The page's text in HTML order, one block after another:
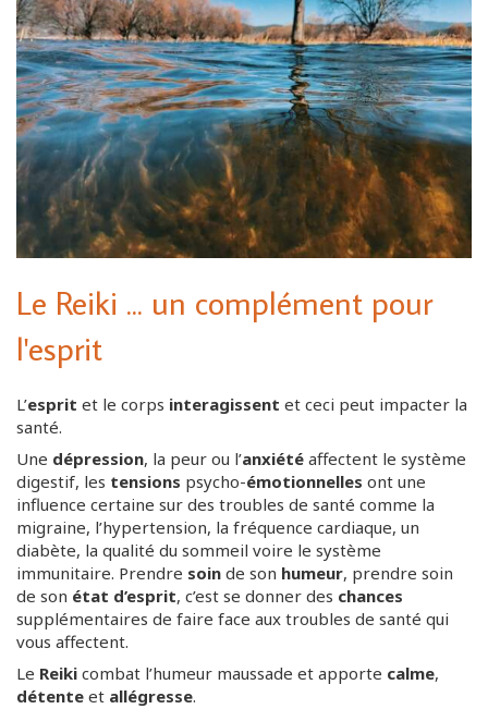
Le Reiki ... un complément pour
l'esprit
L’esprit et le corps interagissent et ceci peut impacter la
santé.
Une dépression, la peur ou l’anxiété affectent le système
digestif, les tensions psycho-émotionnelles ont une
influence certaine sur des troubles de santé comme la
migraine, l’hypertension, la fréquence cardiaque, un
diabète, la qualité du sommeil voire le système
immunitaire. Prendre soin de son humeur, prendre soin
de son état d’esprit, c’est se donner des chances
supplémentaires de faire face aux troubles de santé qui
vous affectent.
Le Reiki combat l’humeur maussade et apporte calme,
détente et allégresse.